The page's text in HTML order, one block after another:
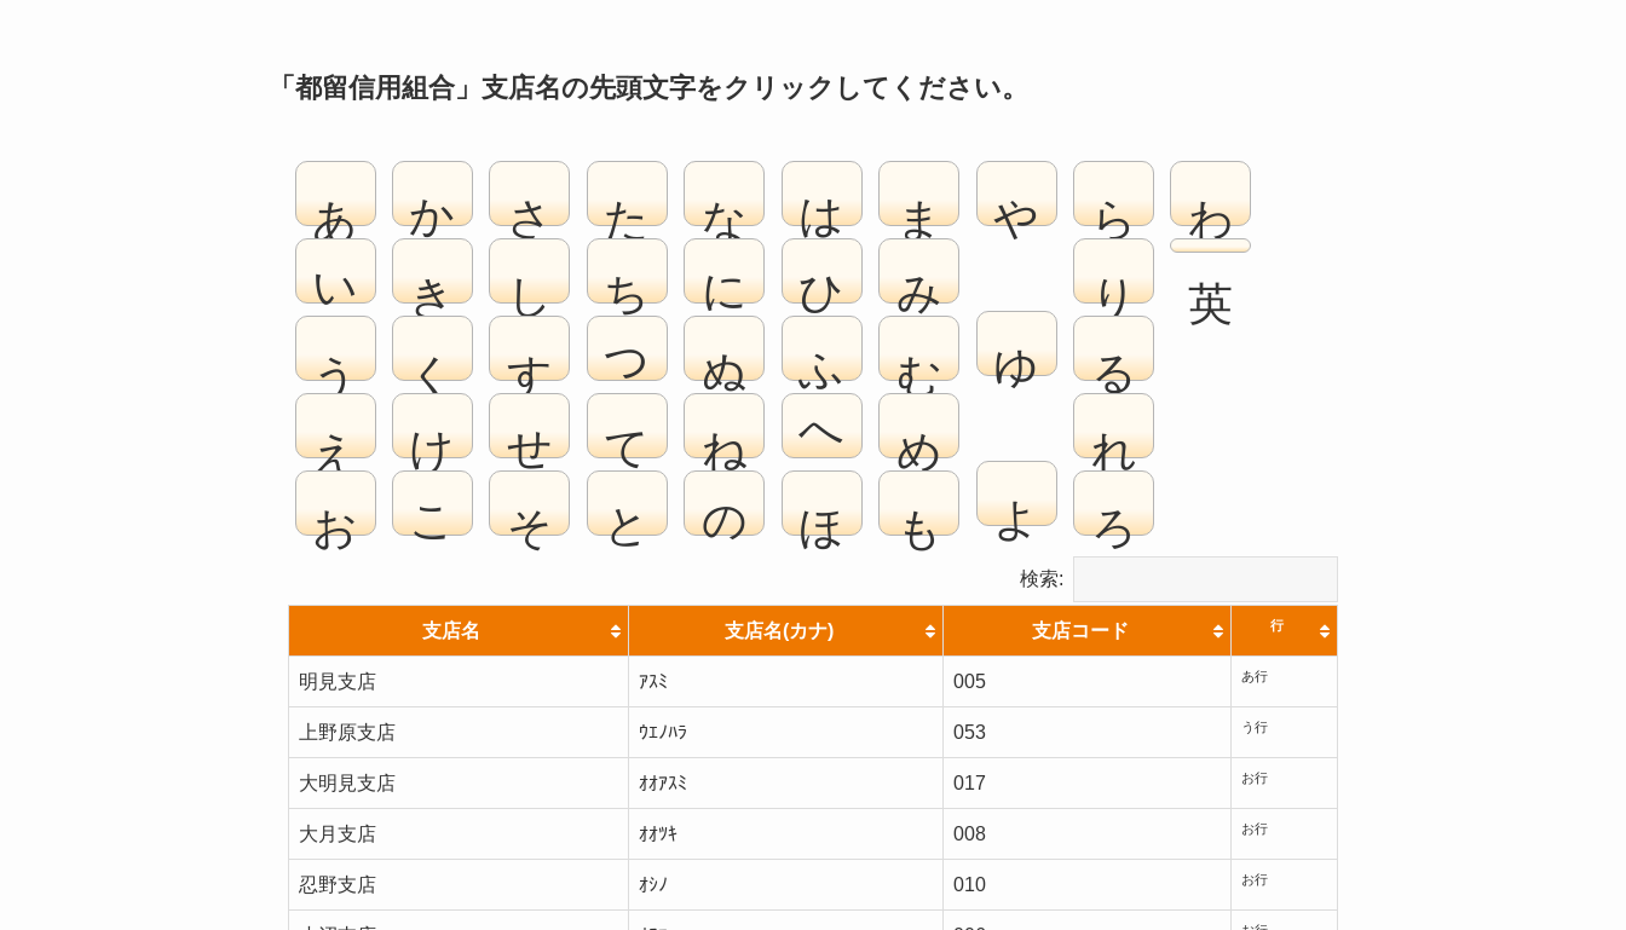
「都留信用組合」支店名の先頭文字をクリックしてください。
あ
い
う
え
お
か
き
く
け
こ
さ
し
す
せ
そ
た
ち
つ
て
と
な
に
ぬ
ね
の
は
ひ
ふ
へ
ほ
ま
み
む
め
も
や
ゆ
よ
ら
り
る
れ
ろ
わ
検索:
支店名 支店名(カナ) 支店コード 行
明見支店 ｱｽﾐ 005 あ行
上野原支店 ｳｴﾉﾊﾗ 053 う行
大明見支店 ｵｵｱｽﾐ 017 お行
大月支店 ｵｵﾂｷ 008 お行
忍野支店 ｵｼﾉ 010 お行